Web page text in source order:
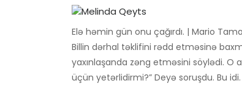
Elə həmin gün onu çağırdı. | Mario
Billin dərhal təklifini rədd etməsinə
yaxınlaşanda zəng etməsini söylədi. O
üçün yetərlidirmi?” Deyə soruşdu. Bu idi.